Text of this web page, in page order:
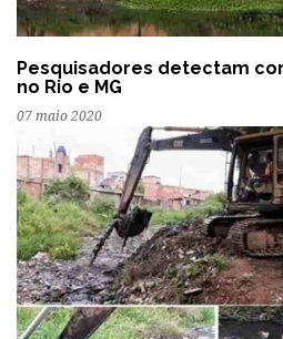
Pesquisadores detectam
no Rio e MG
07 maio 2020